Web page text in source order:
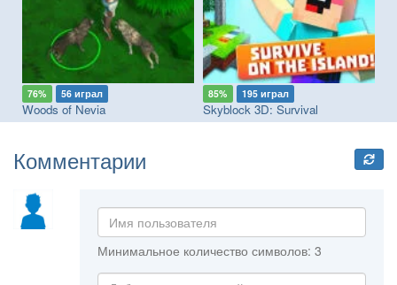
76% 56 играл
Woods of Nevia
85% 195 играл
Skyblock 3D: Survival
Комментарии
Минимальное количество символов: 3